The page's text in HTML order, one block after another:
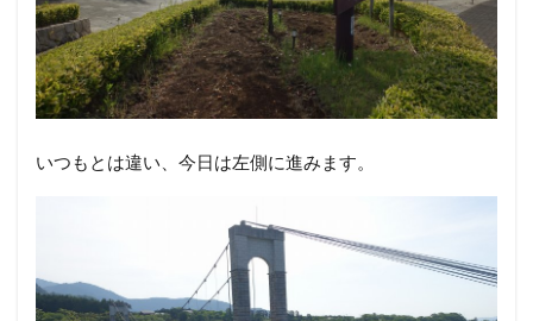
いつもとは違い、今日は左側に進みます。